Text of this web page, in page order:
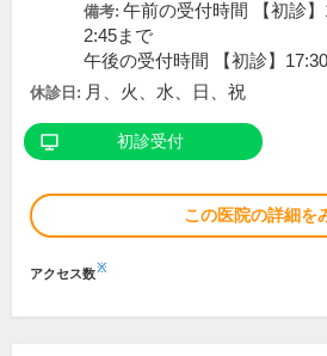
備考: 午前の受付時間 【初診
2:45まで
午後の受付時間 【初診】
休診日: 月、火、水、日、祝
初診受付
この医院の詳細を
アクセス数※